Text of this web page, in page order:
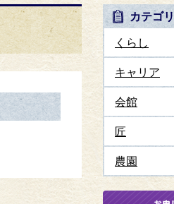
カテゴリ
くらし
キャリア
会館
匠
農園